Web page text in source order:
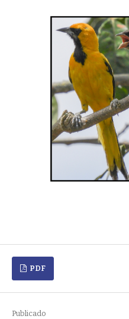
PDF
Publicado